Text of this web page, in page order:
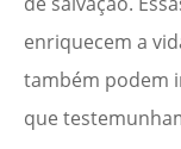
enriquecem a
também podem
que